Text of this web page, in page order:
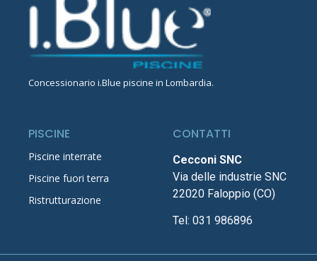
Concessionario i.Blue piscine in Lombardia.
PISCINE
Piscine interrate
Piscine fuori terra
Ristrutturazione
CONTATTI
Cecconi SNC
Via delle industrie SNC
22020 Faloppio (CO)
Tel: 031 986896